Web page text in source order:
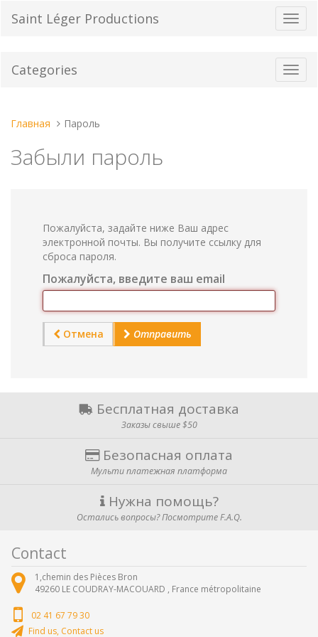
Saint Léger Productions
Categories
Вы
здесь:
Главная Пароль
Забыли пароль
Пожалуйста, задайте ниже Ваш адрес
электронной почты. Вы получите ссылку для
сброса пароля.
Пожалуйста, введите ваш email
Отмена Отправить
Бесплатная доставка
Заказы свыше $50
Безопасная оплата
Мульти платежная платформа
Нужна помощь?
Остались вопросы? Посмотрите F.A.Q.
Contact
1,chemin des Pièces Bron
49260 LE COUDRAY-MACOUARD , France métropolitaine
02 41 67 79 30
Find us, Contact us